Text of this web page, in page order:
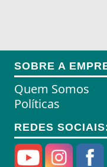
SOBRE A
Quem Somos
Políticas
REDES